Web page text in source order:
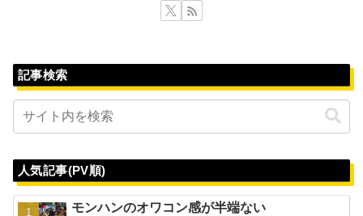
記事検索
人気記事(PV順)
モンハンのオワコン感が半端ない